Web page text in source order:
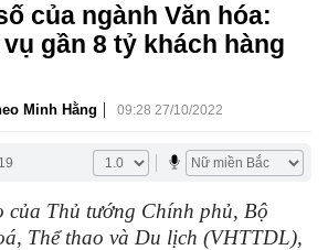
của ngành Văn hóa:
gần 8 tỷ khách hàng
Minh Hằng | 09:28 27/10/2022
của Thủ tướng Chính phủ, Bộ
Thể thao và Du lịch (VHTTDL),